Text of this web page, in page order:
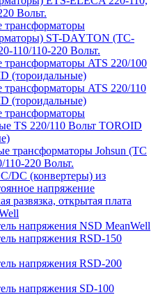
Вольт.
ST-DAYTON (TC-
110/110-220 Вольт.
ATS 220/100
(тороидальные)
ATS 220/110
(тороидальные)
TS 220/110 Вольт TOROID
трансформаторы Johsun (TС
220 Вольт.
DC (конвертеры) из
напряжение
развязка, открытая плата
напряжения NSD MeanWell
напряжения RSD-150
напряжения RSD-200
напряжения SD-100